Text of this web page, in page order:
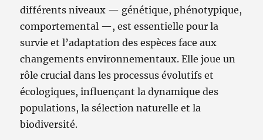
différents niveaux — génétique, phénotypique,
comportemental —, est essentielle pour la
survie et l’adaptation des espèces face aux
changements environnementaux. Elle joue un
rôle crucial dans les processus évolutifs et
écologiques, influençant la dynamique des
populations, la sélection naturelle et la
biodiversité.